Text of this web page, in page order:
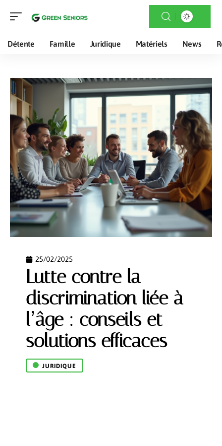
Détente Famille Juridique Matériels News
25/02/2025
Lutte contre la
discrimination liée à
l’âge : conseils et
solutions efficaces
JURIDIQUE